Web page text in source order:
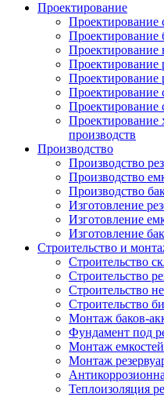
Проектирование
Проектирование
Проектирование
Проектирование
Проектирование
Проектирование
производств
Производство
Производство
Производство
Производство
Изготовление
Изготовление
Изготовление
Строительство и
Строительство
Строительство
Строительство
Строительство
Монтаж баков-
Фундамент под
Монтаж емкостей
Монтаж
Теплоизоляция